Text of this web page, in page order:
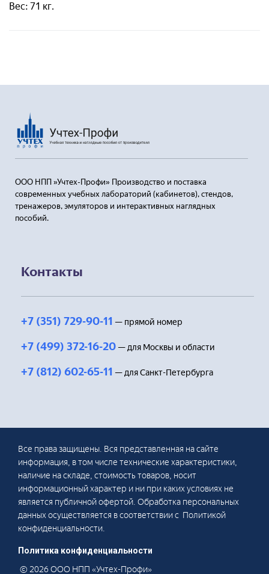
Вес: 71 кг.
ООО НПП »Учтех-Профи» Производство и поставка
современных учебных лабораторий (кабинетов), стендов,
тренажеров, эмуляторов и интерактивных наглядных
пособий.
Контакты
+7 (351) 729-90-11 — прямой номер
+7 (499) 372-16-20 — для Москвы и области
+7 (812) 602-65-11 — для Санкт-Петербурга
Все права защищены. Вся представленная на сайте
информация, в том числе технические характеристики,
наличие на складе, стоимость товаров, носит
информационный характер и ни при каких условиях не
является публичной офертой. Обработка персональных
данных осуществляется в соответствии с Политикой
конфиденциальности.
Политика конфиденциальности
© 2026 ООО НПП «Учтех-Профи»